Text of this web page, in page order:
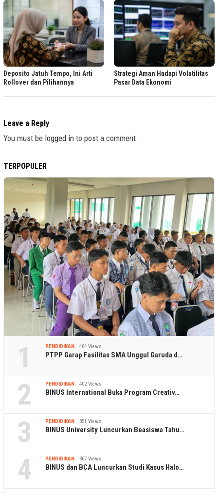
Deposito Jatuh Tempo, Ini Arti
Rollover dan Pilihannya
Strategi Aman Hadapi Volatilitas
Pasar Data Ekonomi
Leave a Reply
You must be logged in to post a comment.
TERPOPULER
1 PENDIDIKAN 404 Views
PTPP Garap Fasilitas SMA Unggul Garuda d…
2 PENDIDIKAN 402 Views
BINUS International Buka Program Creativ…
3 PENDIDIKAN 351 Views
BINUS University Luncurkan Beasiswa Tahu…
4 PENDIDIKAN 307 Views
BINUS dan BCA Luncurkan Studi Kasus Halo…